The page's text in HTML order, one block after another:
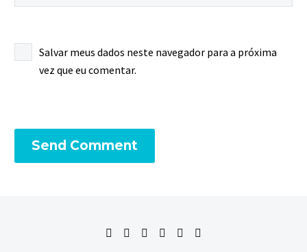
Salvar meus dados neste navegador para a próxima
vez que eu comentar.
Send Comment